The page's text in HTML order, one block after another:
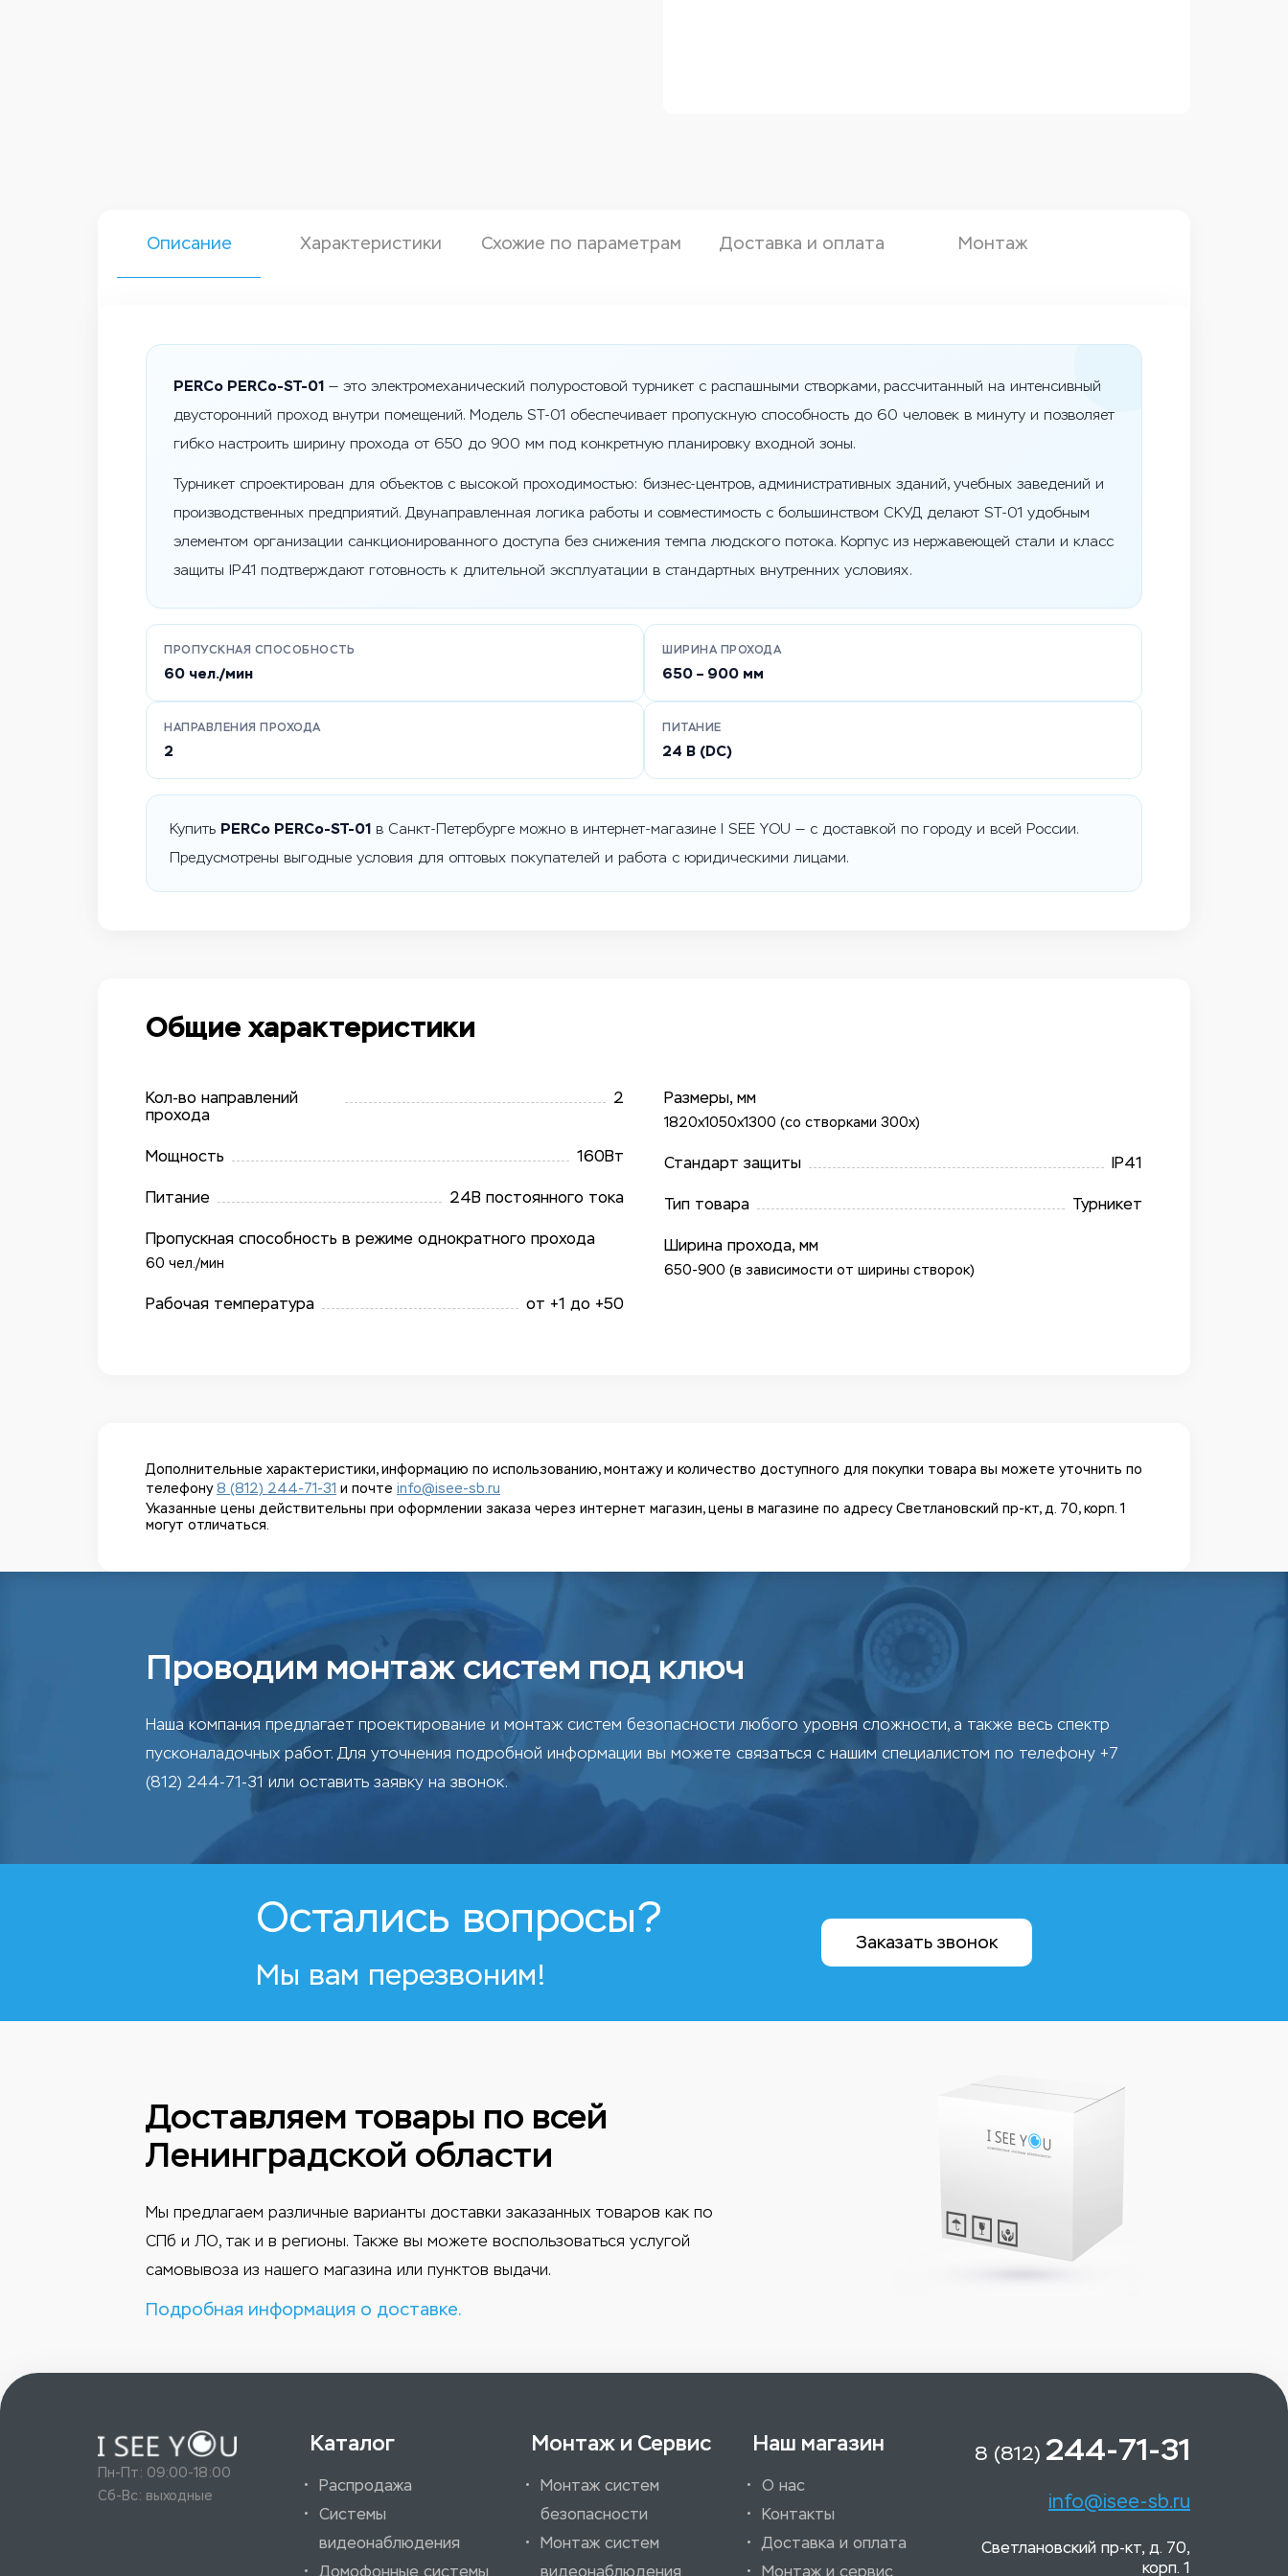
Описание Характеристики Схожие по параметрам Доставка и оплата Монтаж
PERCo PERCo-ST-01 — это электромеханический полуростовой турникет с распашными створками, рассчитанный на интенсивный
двусторонний проход внутри помещений. Модель ST-01 обеспечивает пропускную способность до 60 человек в минуту и позволяет
гибко настроить ширину прохода от 650 до 900 мм под конкретную планировку входной зоны.
Турникет спроектирован для объектов с высокой проходимостью: бизнес-центров, административных зданий, учебных заведений и
производственных предприятий. Двунаправленная логика работы и совместимость с большинством СКУД делают ST-01 удобным
элементом организации санкционированного доступа без снижения темпа людского потока. Корпус из нержавеющей стали и класс
защиты IP41 подтверждают готовность к длительной эксплуатации в стандартных внутренних условиях.
ПРОПУСКНАЯ СПОСОБНОСТЬ
60 чел./мин
ШИРИНА ПРОХОДА
650 – 900 мм
НАПРАВЛЕНИЯ ПРОХОДА
2
ПИТАНИЕ
24 В (DC)
Купить PERCo PERCo-ST-01 в Санкт-Петербурге можно в интернет-магазине I SEE YOU — с доставкой по городу и всей России.
Предусмотрены выгодные условия для оптовых покупателей и работа с юридическими лицами.
Общие характеристики
Кол-во направлений
прохода
2
Мощность 160Вт
Питание 24В постоянного тока
Пропускная способность в режиме однократного прохода
60 чел./​мин
Рабочая температура от +1 до +50
Размеры, мм
1820x1050x1300 (со створками 300x)
Стандарт защиты IP41
Тип товара Турникет
Ширина прохода, мм
650-900 (в зависимости от ширины створок)
Дополнительные характеристики, информацию по использованию, монтажу и количество доступного для покупки товара вы можете уточнить по
телефону8 (812) 244-71-31 и почте info@isee-sb.ru
Указанные цены действительны при оформлении заказа через интернет магазин, цены в магазине по адресу Светлановский пр-кт, д. 70, корп. 1
могут отличаться.
Проводим монтаж систем под ключ
Наша компания предлагает проектирование и монтаж систем безопасности любого уровня сложности, а также весь спектр
пусконаладочных работ. Для уточнения подробной информации вы можете связаться с нашим специалистом по телефону +7
(812) 244-71-31 или оставить заявку на звонок.
Остались вопросы?
Мы вам перезвоним!
Заказать звонок
Доставляем товары по всей
Ленинградской области
Мы предлагаем различные варианты доставки заказанных товаров как по
СПб и ЛО, так и в регионы. Также вы можете воспользоваться услугой
самовывоза из нашего магазина или пунктов выдачи.
Подробная информация о доставке.
Пн-Пт: 09:00-18:00
Сб-Вс: выходные
Каталог
Распродажа
Системы
видеонаблюдения
Домофонные системы
Монтаж и Сервис
Монтаж систем
безопасности
Монтаж систем
видеонаблюдения
Наш магазин
О нас
Контакты
Доставка и оплата
Монтаж и сервис
8 (812) 244-71-31
info@isee-sb.ru
Светлановский пр-кт, д. 70,
корп. 1